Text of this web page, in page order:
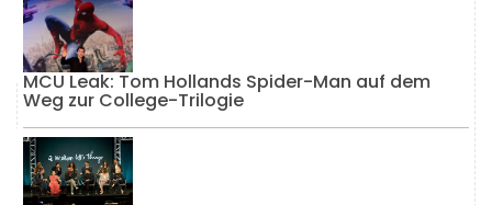
MCU Leak: Tom Hollands Spider-Man auf dem
Weg zur College-Trilogie